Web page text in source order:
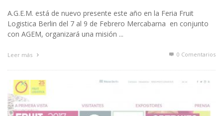
A.G.E.M. está de nuevo presente este año en la Feria Fruit
Logistica Berlin del 7 al 9 de Febrero Mercabarna en conjunto
con AGEM, organizará una misión ...
Leer más 0 Comentarios